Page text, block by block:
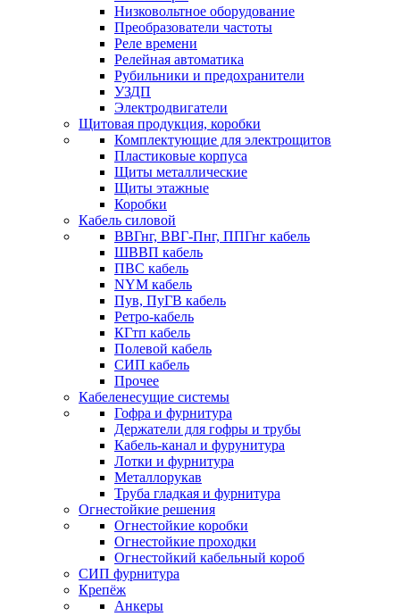
Низковольтное оборудование
Преобразователи частоты
Реле времени
Релейная автоматика
Рубильники и предохранители
УЗДП
Электродвигатели
Щитовая продукция, коробки
Комплектующие для электрощитов
Пластиковые корпуса
Щиты металлические
Щиты этажные
Коробки
Кабель силовой
ВВГнг, ВВГ-Пнг, ППГнг кабель
ШВВП кабель
ПВС кабель
NYM кабель
Пув, ПуГВ кабель
Ретро-кабель
КГтп кабель
Полевой кабель
СИП кабель
Прочее
Кабеленесущие системы
Гофра и фурнитура
Держатели для гофры и трубы
Кабель-канал и фурунитура
Лотки и фурнитура
Металлорукав
Труба гладкая и фурнитура
Огнестойкие решения
Огнестойкие коробки
Огнестойкие проходки
Огнестойкий кабельный короб
СИП фурнитура
Крепёж
Анкеры